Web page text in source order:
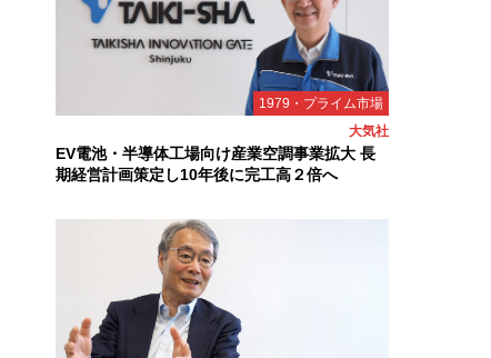
1979・プライム市場
大気社
EV電池・半導体工場向け産業空調事業拡大 長
期経営計画策定し10年後に完工高２倍へ